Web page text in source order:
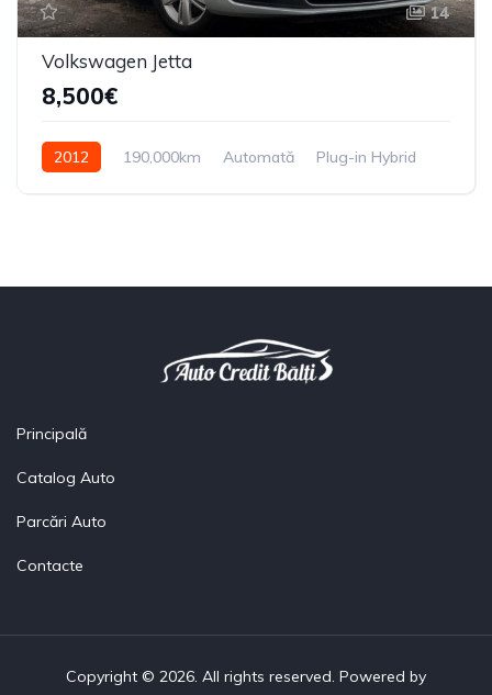
14
Volkswagen Jetta
8,500€
2012 190,000km Automată
Plug-in Hybrid
Principală
Catalog Auto
Parcări Auto
Contacte
Copyright © 2026. All rights reserved. Powered by